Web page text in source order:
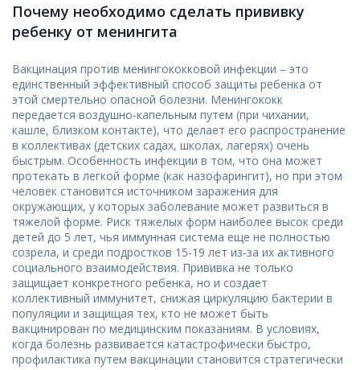
Почему необходимо сделать прививку
ребенку от менингита
Вакцинация против менингококковой инфекции – это
единственный эффективный способ защиты ребенка от
этой смертельно опасной болезни. Менингококк
передается воздушно-капельным путем (при чихании,
кашле, близком контакте), что делает его распространение
в коллективах (детских садах, школах, лагерях) очень
быстрым. Особенность инфекции в том, что она может
протекать в легкой форме (как назофарингит), но при этом
человек становится источником заражения для
окружающих, у которых заболевание может развиться в
тяжелой форме. Риск тяжелых форм наиболее высок среди
детей до 5 лет, чья иммунная система еще не полностью
созрела, и среди подростков 15-19 лет из-за их активного
социального взаимодействия. Прививка не только
защищает конкретного ребенка, но и создает
коллективный иммунитет, снижая циркуляцию бактерии в
популяции и защищая тех, кто не может быть
вакцинирован по медицинским показаниям. В условиях,
когда болезнь развивается катастрофически быстро,
профилактика путем вакцинации становится стратегически